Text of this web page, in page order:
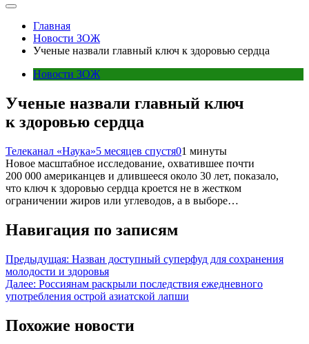
Главная
Новости ЗОЖ
Ученые назвали главный ключ к здоровью сердца
Новости ЗОЖ
Ученые назвали главный ключ
к здоровью сердца
Телеканал «Наука»5 месяцев спустя01 минуты
Новое масштабное исследование, охватившее почти
200 000 американцев и длившееся около 30 лет, показало,
что ключ к здоровью сердца кроется не в жестком
ограничении жиров или углеводов, а в выборе…
Навигация по записям
Предыдущая: Назван доступный суперфуд для сохранения
молодости и здоровья
Далее: Россиянам раскрыли последствия ежедневного
употребления острой азиатской лапши
Похожие новости